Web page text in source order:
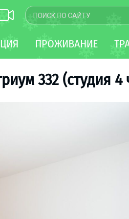
ПРОЖИВАНИЕ
332 (студия 4
ТРАНСФЕР